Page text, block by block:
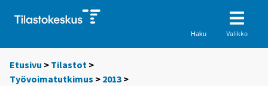
Haku Valikko
Etusivu > Tilastot >
Työvoimatutkimus > 2013 >